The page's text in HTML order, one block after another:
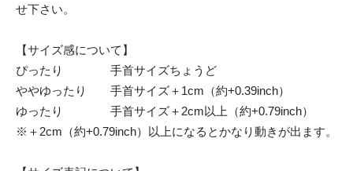
せ下さい。
【サイズ感について】
ぴったり 手首サイズちょうど
ややゆったり 手首サイズ＋1cm（約+0.39inch）
ゆったり 手首サイズ＋2cm以上（約+0.79inch）
※＋2cm（約+0.79inch）以上になるとかなり動きが出ます。